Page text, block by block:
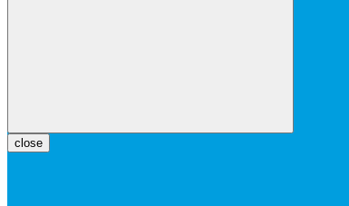
close